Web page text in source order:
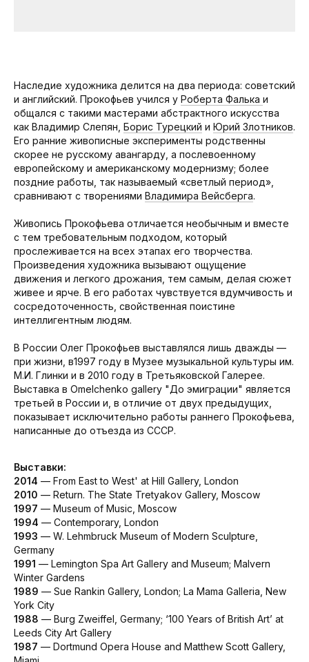
Наследие художника делится на два периода: советский
и английский. Прокофьев учился у Роберта Фалька и
общался с такими мастерами абстрактного искусства
как Владимир Слепян, Борис Турецкий и Юрий Злотников.
Его ранние живописные эксперименты родственны
скорее не русскому авангарду, а послевоенному
европейскому и американскому модернизму; более
поздние работы, так называемый «светлый период»,
сравнивают с творениями Владимира Вейсберга.
Живопись Прокофьева отличается необычным и вместе
с тем требовательным подходом, который
прослеживается на всех этапах его творчества.
Произведения художника вызывают ощущение
движения и легкого дрожания, тем самым, делая сюжет
живее и ярче. В его работах чувствуется вдумчивость и
сосредоточенность, свойственная поистине
интеллигентным людям.
В России Олег Прокофьев выставлялся лишь дважды —
при жизни, в1997 году в Музее музыкальной культуры им.
М.И. Глинки и в 2010 году в Третьяковской Галерее.
Выставка в Omelchenko gallery "До эмиграции" является
третьей в России и, в отличие от двух предыдущих,
показывает исключительно работы раннего Прокофьева,
написанные до отъезда из СССР.
Выставки:
2014 — From East to West' at Hill Gallery, London
2010 — Return. The State Tretyakov Gallery, Moscow
1997 — Museum of Music, Moscow
1994 — Contemporary, London
1993 — W. Lehmbruck Museum of Modern Sculpture,
Germany
1991 — Lemington Spa Art Gallery and Museum; Malvern
Winter Gardens
1989 — Sue Rankin Gallery, London; La Mama Galleria, New
York City
1988 — Burg Zweiffel, Germany; ‘100 Years of British Art’ at
Leeds City Art Gallery
1987 — Dortmund Opera House and Matthew Scott Gallery,